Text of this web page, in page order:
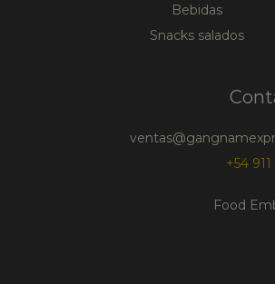
Bebidas
Snacks salados
+54
Food